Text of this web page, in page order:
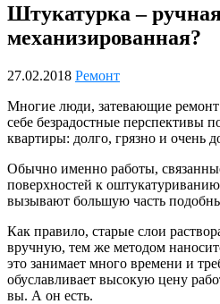
Штукатурка –
механизированная?
27.02.2018 Ремонт
Многие люди, затевающие
себе безрадостные перспективы
квартиры: долго, грязно и очень
Обычно именно работы,
поверхностей к
вызывают большую часть
Как правило, старые слои
вручную, тем же методом
это занимает много времени и
обуславливает высокую цену
вы. А он есть.